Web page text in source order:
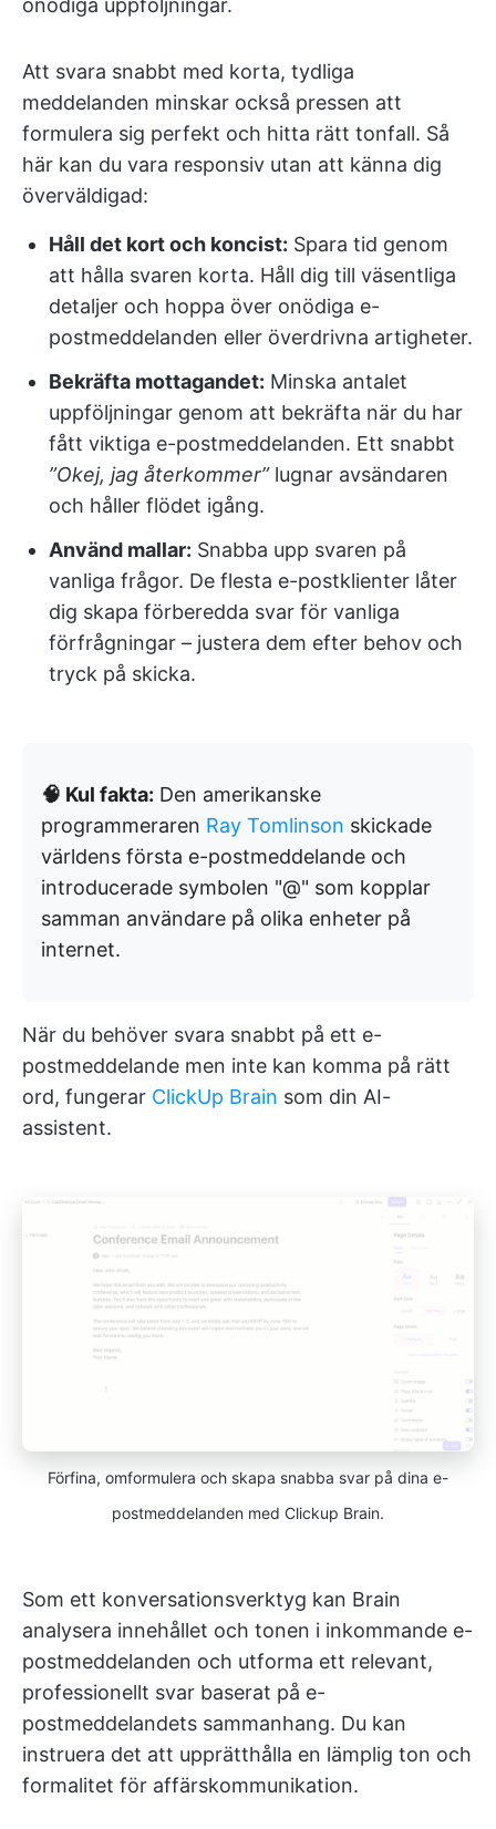
onödiga uppföljningar.
Att svara snabbt med korta, tydliga
meddelanden minskar också pressen att
formulera sig perfekt och hitta rätt tonfall. Så
här kan du vara responsiv utan att känna dig
överväldigad:
Håll det kort och koncist: Spara tid genom
att hålla svaren korta. Håll dig till väsentliga
detaljer och hoppa över onödiga e-
postmeddelanden eller överdrivna artigheter.
Bekräfta mottagandet: Minska antalet
uppföljningar genom att bekräfta när du har
fått viktiga e-postmeddelanden. Ett snabbt
”Okej, jag återkommer”lugnar avsändaren
och håller flödet igång.
Använd mallar: Snabba upp svaren på
vanliga frågor. De flesta e-postklienter låter
dig skapa förberedda svar för vanliga
förfrågningar – justera dem efter behov och
tryck på skicka.
🧠 Kul fakta: Den amerikanske
programmeraren Ray Tomlinson skickade
världens första e-postmeddelande och
introducerade symbolen "@" som kopplar
samman användare på olika enheter på
internet.
När du behöver svara snabbt på ett e-
postmeddelande men inte kan komma på rätt
ord, fungerar ClickUp Brain som din AI-
assistent.
Förfina, omformulera och skapa snabba svar på dina e-
postmeddelanden med Clickup Brain.
Som ett konversationsverktyg kan Brain
analysera innehållet och tonen i inkommande e-
postmeddelanden och utforma ett relevant,
professionellt svar baserat på e-
postmeddelandets sammanhang. Du kan
instruera det att upprätthålla en lämplig ton och
formalitet för affärskommunikation.